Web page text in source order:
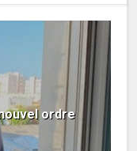
ordre